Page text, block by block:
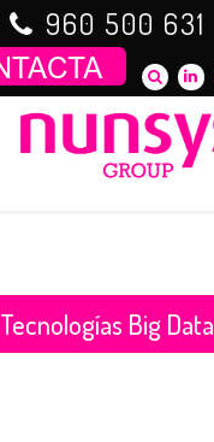
960 500 631
Tecnologías Big Data